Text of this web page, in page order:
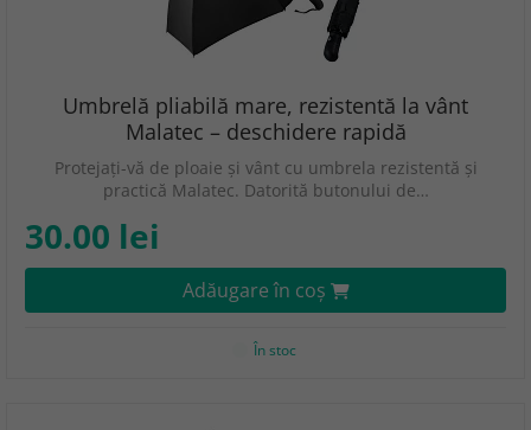
Umbrelă pliabilă mare, rezistentă la vânt
Malatec – deschidere rapidă
Protejați-vă de ploaie și vânt cu umbrela rezistentă și
practică Malatec. Datorită butonului de…
30.00 lei
Adăugare în coş
În stoc